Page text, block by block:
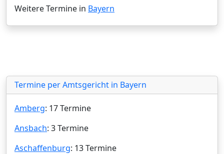
Weitere Termine in Bayern
Termine per Amtsgericht in Bayern
Amberg: 17 Termine
Ansbach: 3 Termine
Aschaffenburg: 13 Termine